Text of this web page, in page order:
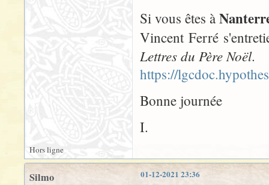
Si vous êtes à
Vincent Ferré
Lettres du Père Noël.
https://
Bonne journée
I.
Hors ligne
01-12-2021 23:36
Silmo